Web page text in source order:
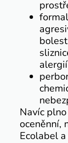
alergií
Navíc
oceněnní,
Ecolabel